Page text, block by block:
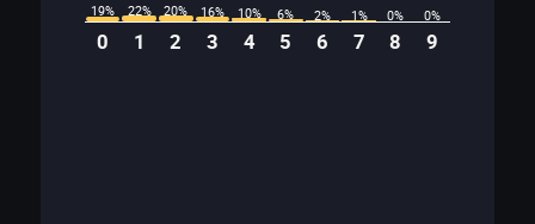
0
19%
1
22%
2
20%
3
16%
4
10%
5
6%
6
2%
7
1%
8
0%
9
0%